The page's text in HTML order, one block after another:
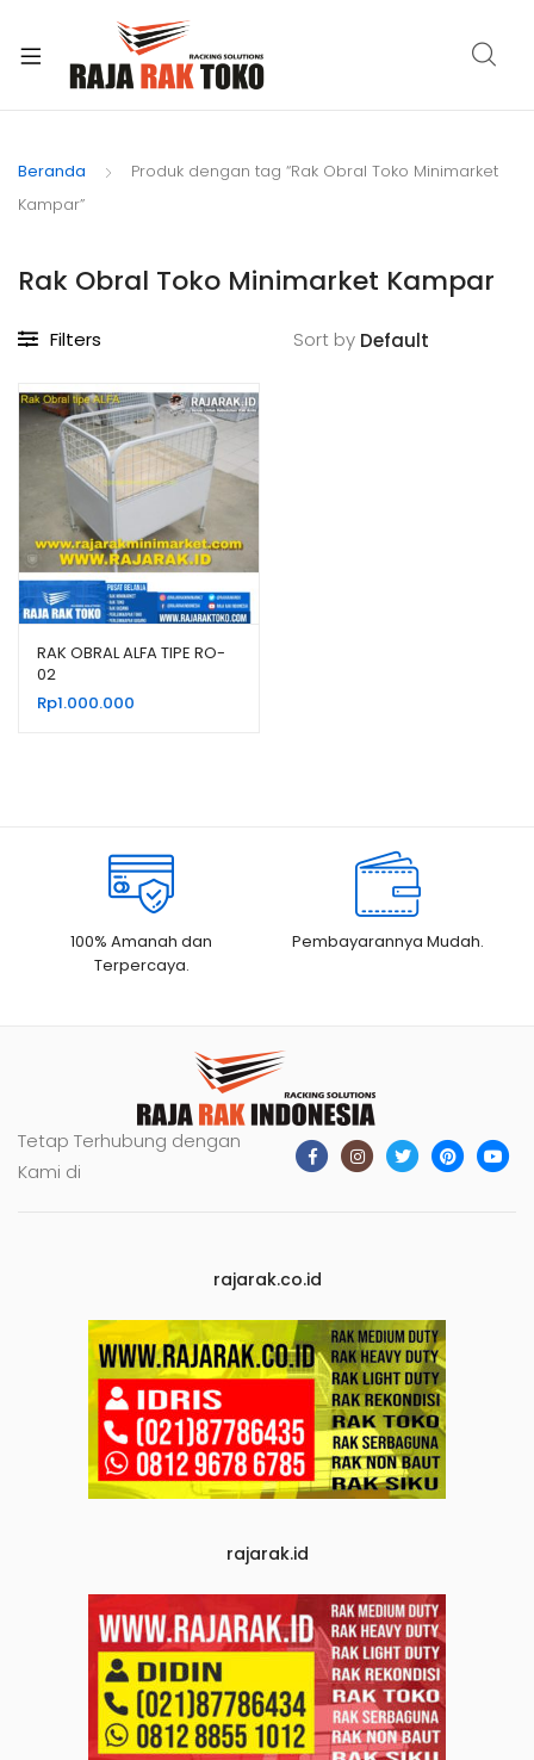
Beranda
Produk dengan tag “Rak Obral Toko Minimarket
Kampar”
Rak Obral Toko Minimarket Kampar
Filters Sort by
RAK OBRAL ALFA TIPE RO-
02
Rp1.000.000
100% Amanah dan
Terpercaya.
Pembayarannya Mudah.
Tetap Terhubung dengan
Kami di
rajarak.co.id
rajarak.id